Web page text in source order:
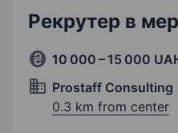
Рекрутер в
10 000 – 15 000
Prostaff Consulting
0.3 km from center